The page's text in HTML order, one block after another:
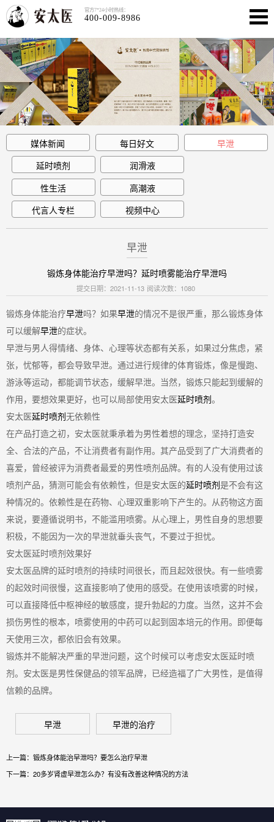
官方7*24小时热线：
400-009-8986
媒体新闻 每日好文
早泄
延时喷剂
润滑液
性生活
高潮液
代言人专栏
视频中心
早泄
锻炼身体能治疗早泄吗？延时喷雾能治疗早泄吗
提交日期：2021-11-13 阅读次数：1080
锻炼身体能治疗早泄吗？如果早泄的情况不是很严重，那么锻炼身体
可以缓解早泄的症状。
早泄与男人得情绪、身体、心理等状态都有关系，如果过分焦虑，紧
张，忧郁等，都会导致早泄。通过进行规律的体育锻炼，像是慢跑、
游泳等运动，都能调节状态，缓解早泄。当然，锻炼只能起到缓解的
作用，要想效果更好，也可以局部使用安太医延时喷剂。
安太医延时喷剂无依赖性
在产品打造之初，安太医就秉承着为男性着想的理念，坚持打造安
全、合法的产品，不让消费者有副作用。其产品受到了广大消费者的
喜爱，曾经被评为消费者最爱的男性喷剂品牌。有的人没有使用过该
喷剂产品，猜测可能会有依赖性，但是安太医的延时喷剂是不会有这
种情况的。依赖性是在药物、心理双重影响下产生的。从药物这方面
来说，要遵循说明书，不能滥用喷雾。从心理上，男性自身的思想要
积极，不能因为一次的早泄就垂头丧气，不要过于担忧。
安太医延时喷剂效果好
安太医品牌的延时喷剂的持续时间很长，而且起效很快。有一些喷雾
的起效时间很慢，这直接影响了使用的感受。在使用该喷雾的时候，
可以直接降低中枢神经的敏感度，提升勃起的力度。当然，这并不会
损伤男性的根本，喷雾使用的中药可以起到固本培元的作用。即便每
天使用三次，都依旧会有效果。
锻炼并不能解决严重的早泄问题，这个时候可以考虑安太医延时喷
剂。安太医是男性保健品的领军品牌，已经造福了广大男性，是值得
信赖的品牌。
早泄 早泄的治疗
上一篇： 锻炼身体能治早泄吗？要怎么治疗早泄
下一篇： 20多岁肾虚早泄怎么办？有没有改善这种情况的方法